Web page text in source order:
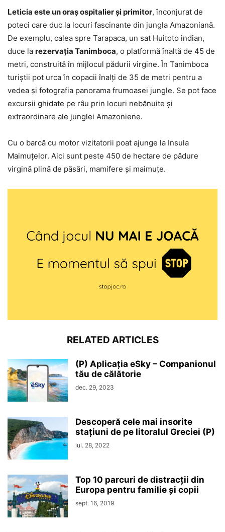
Leticia este un oraș ospitalier şi primitor, înconjurat de
poteci care duc la locuri fascinante din jungla Amazoniană.
De exemplu, calea spre Tarapaca, un sat Huitoto indian,
duce la rezervaţia Tanimboca, o platformă înaltă de 45 de
metri, construită în mijlocul pădurii virgine. În Tanimboca
turiştii pot urca în copacii înalţi de 35 de metri pentru a
vedea şi fotografia panorama frumoasei jungle. Se pot face
excursii ghidate pe râu prin locuri nebănuite şi
extraordinare ale junglei Amazoniene.
Cu o barcă cu motor vizitatorii poat ajunge la Insula
Maimuţelor. Aici sunt peste 450 de hectare de pădure
virgină plină de păsări, mamifere și maimuțe.
RELATED ARTICLES
(P) Aplicația eSky – Companionul
tău de călătorie
dec. 29, 2023
Descoperă cele mai insorite
stațiuni de pe litoralul Greciei (P)
iul. 28, 2022
Top 10 parcuri de distracții din
Europa pentru familie și copii
sept. 16, 2019